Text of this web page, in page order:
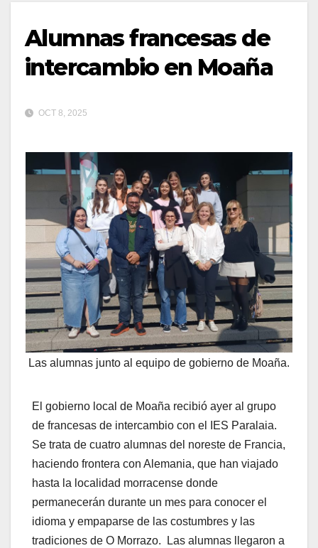
Alumnas francesas de
intercambio en Moaña
OCT 8, 2025
Las alumnas junto al equipo de gobierno de Moaña.
El gobierno local de Moaña recibió ayer al grupo
de francesas de intercambio con el IES Paralaia.
Se trata de cuatro alumnas del noreste de Francia,
haciendo frontera con Alemania, que han viajado
hasta la localidad morracense donde
permanecerán durante un mes para conocer el
idioma y empaparse de las costumbres y las
tradiciones de O Morrazo. Las alumnas llegaron a